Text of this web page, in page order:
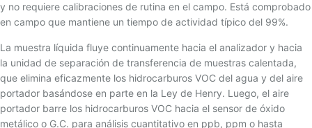
y no requiere calibraciones de rutina en el campo. Está comprobado
en campo que mantiene un tiempo de actividad típico del 99%.
La muestra líquida fluye continuamente hacia el analizador y hacia
la unidad de separación de transferencia de muestras calentada,
que elimina eficazmente los hidrocarburos VOC del agua y del aire
portador basándose en parte en la Ley de Henry. Luego, el aire
portador barre los hidrocarburos VOC hacia el sensor de óxido
metálico o G.C. para análisis cuantitativo en ppb, ppm o hasta